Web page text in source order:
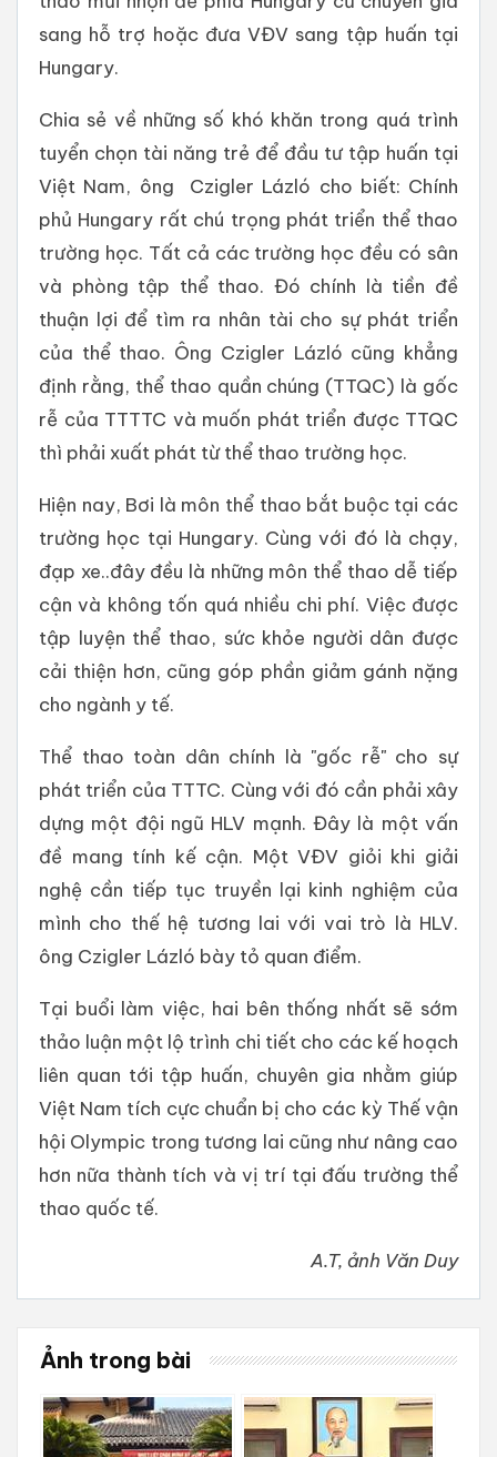
sang hỗ trợ hoặc đưa VĐV sang tập huấn tại
Hungary.
Chia sẻ về những số khó khăn trong quá trình
tuyển chọn tài năng trẻ để đầu tư tập huấn tại
Việt Nam, ông Czigler Lázló cho biết: Chính
phủ Hungary rất chú trọng phát triển thể thao
trường học. Tất cả các trường học đều có sân
và phòng tập thể thao. Đó chính là tiền đề
thuận lợi để tìm ra nhân tài cho sự phát triển
của thể thao. Ông Czigler Lázló cũng khẳng
định rằng, thể thao quần chúng (TTQC) là gốc
rễ của TTTTC và muốn phát triển được TTQC
thì phải xuất phát từ thể thao trường học.
Hiện nay, Bơi là môn thể thao bắt buộc tại các
trường học tại Hungary. Cùng với đó là chạy,
đạp xe..đây đều là những môn thể thao dễ tiếp
cận và không tốn quá nhiều chi phí. Việc được
tập luyện thể thao, sức khỏe người dân được
cải thiện hơn, cũng góp phần giảm gánh nặng
cho ngành y tế.
Thể thao toàn dân chính là "gốc rễ" cho sự
phát triển của TTTC. Cùng với đó cần phải xây
dựng một đội ngũ HLV mạnh. Đây là một vấn
đề mang tính kế cận. Một VĐV giỏi khi giải
nghệ cần tiếp tục truyền lại kinh nghiệm của
mình cho thế hệ tương lai với vai trò là HLV.
ông Czigler Lázló bày tỏ quan điểm.
Tại buổi làm việc, hai bên thống nhất sẽ sớm
thảo luận một lộ trình chi tiết cho các kế hoạch
liên quan tới tập huấn, chuyên gia nhằm giúp
Việt Nam tích cực chuẩn bị cho các kỳ Thế vận
hội Olympic trong tương lai cũng như nâng cao
hơn nữa thành tích và vị trí tại đấu trường thể
thao quốc tế.
A.T, ảnh Văn Duy
Ảnh trong bài